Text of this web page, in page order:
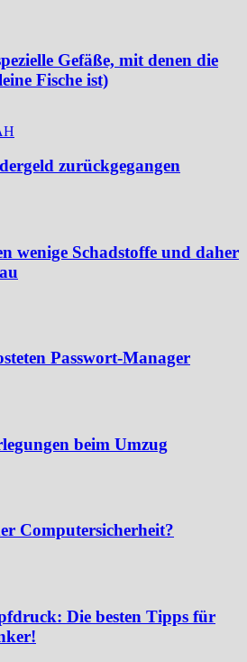
Gefäße, mit denen die
Fische ist)
zurückgegangen
wenige Schadstoffe und daher
Passwort-Manager
beim Umzug
Computersicherheit?
Die besten Tipps für